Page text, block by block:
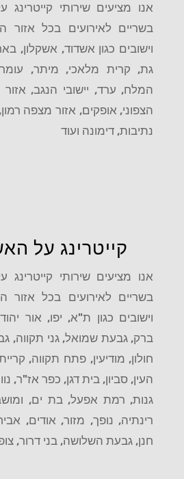
אנו מציעים שירותי קייטרינג
בשריים לאירועים בכל אזור
וישובים כגון אשדוד, אשקלון,
גת, קרית מלאכי, מיתר, עומר,
המלח, ערד, יישובי הנגב,
הצפוני, אופקים, אזור מצפה
נתיבות, דימונה ועוד
קייטרינג על
אנו מציעים שירותי קייטרינג
בשריים לאירועים בכל אזור
וישובים כגון ת"א, יפו, אור
ברק, גבעת שמואל, גני תקווה,
חולון, מודיעין, פתח תקווה,
העין, סביון, בית דגן, כפר אז"ר,
גנות, רמת אפעל, בת ים,
רינתיה, נופך, מזור, אודים,
חנן, גבעת השלושה, בני דרור,